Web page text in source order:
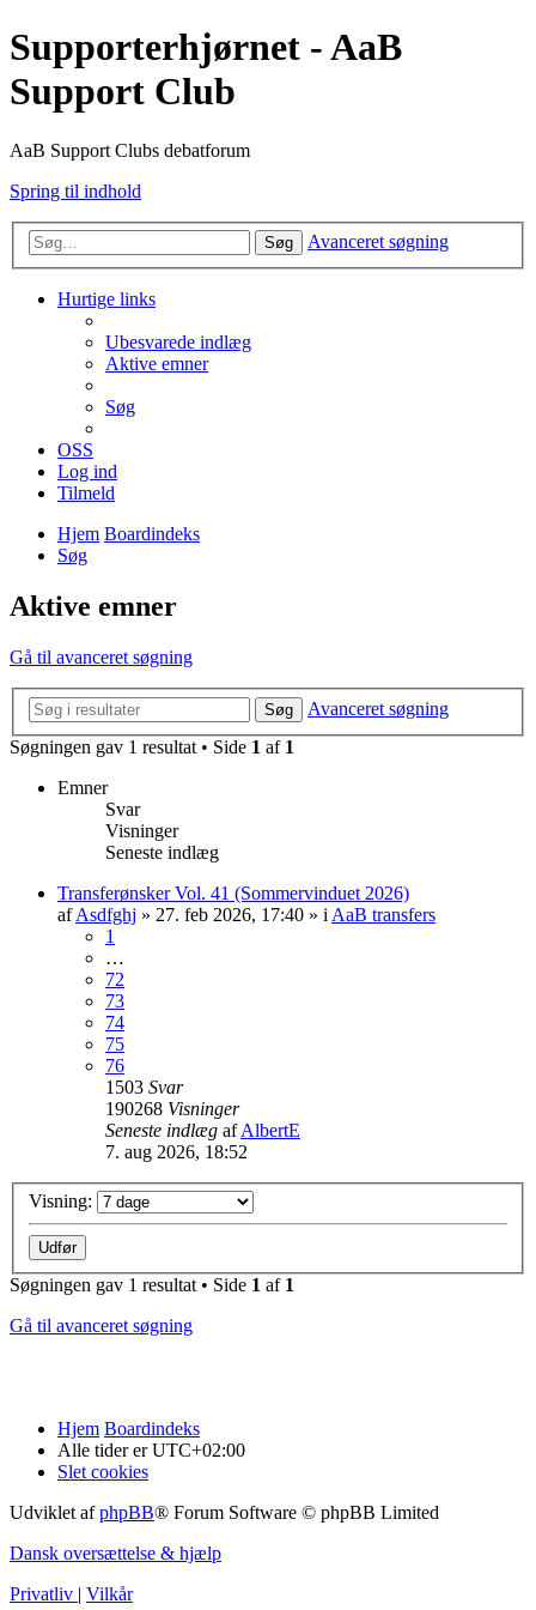
Supporterhjørnet - AaB
Support Club
AaB Support Clubs debatforum
Spring til indhold
Søg Avanceret søgning
Hurtige links
Ubesvarede indlæg
Aktive emner
Søg
OSS
Log ind
Tilmeld
Hjem Boardindeks
Søg
Aktive emner
Gå til avanceret søgning
Søg
Avanceret søgning
Søgningen gav 1 resultat • Side 1 af 1
Emner
Svar
Visninger
Seneste indlæg
Transferønsker Vol. 41 (Sommervinduet 2026)
afAsdfghj » 27. feb 2026, 17:40 » i AaB transfers
1
…
72
73
74
75
76
1503 Svar
190268 Visninger
Seneste indlæg afAlbertE
7. aug 2026, 18:52
Visning:
Søgningen gav 1 resultat • Side 1 af 1
Gå til avanceret søgning
Hjem Boardindeks
Alle tider erUTC+02:00
Slet cookies
Udviklet afphpBB® Forum Software © phpBB Limited
Dansk oversættelse & hjælp
Privatliv
Vilkår